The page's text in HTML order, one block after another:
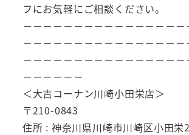
フにお気軽にご相談ください。
－－－－－－－－－－－－－－－－
－－－－－－－－－－－－－－－－
－－－－－－－－－－－－－－－－
－－－－－－
＜大吉コーナン川崎小田栄店＞
〒210-0843
住所 : 神奈川県川崎市川崎区小田栄